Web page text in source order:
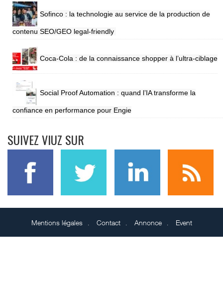
Sofinco : la technologie au service de la production de
contenu SEO/GEO legal-friendly
Coca-Cola : de la connaissance shopper à l’ultra-ciblage
Social Proof Automation : quand l’IA transforme la
confiance en performance pour Engie
SUIVEZ VIUZ SUR
Mentions légales Contact Annonce Event